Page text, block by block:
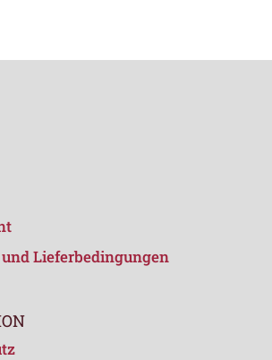
Lieferbedingungen